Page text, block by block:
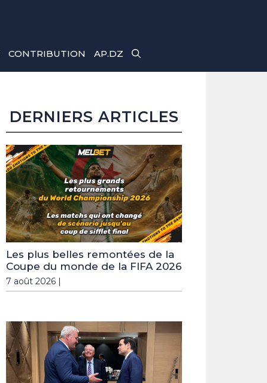
CONTRIBUTION AP.DZ
DERNIERS ARTICLES
Les plus belles remontées de la
Coupe du monde de la FIFA 2026
7 août 2026 |